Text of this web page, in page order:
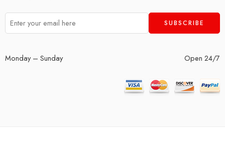
Monday – Sunday Open 24/7